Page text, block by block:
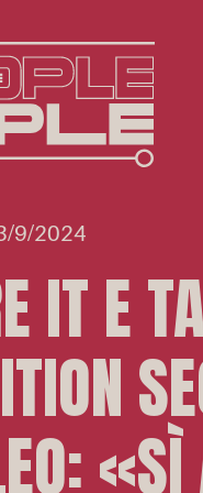
9/2024
IT E
«SÌ